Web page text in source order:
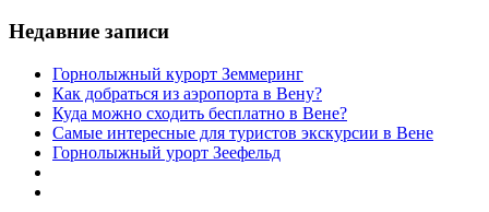
Недавние записи
Горнолыжный курорт Земмеринг
Как добраться из аэропорта в Вену?
Куда можно сходить бесплатно в Вене?
Самые интересные для туристов экскурсии в Вене
Горнолыжный урорт Зеефельд